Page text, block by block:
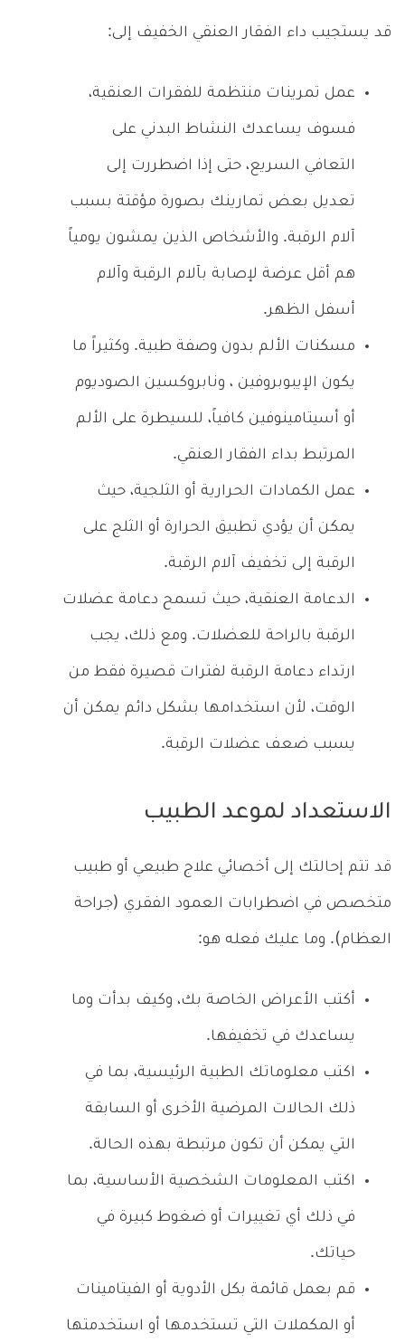
قد يستجيب داء الفقار العنقي الخفيف إلى:
عمل تمرينات منتظمة للفقرات العنقية،
فسوف يساعدك النشاط البدني على
التعافي السريع، حتى إذا اضطررت إلى
تعديل بعض تمارينك بصورة مؤقتة بسبب
آلام الرقبة. والأشخاص الذين يمشون يومياً
هم أقل عرضة لإصابة بآلام الرقبة وآلام
أسفل الظهر.
مسكنات الألم بدون وصفة طبية. وكثيراً ما
يكون الإيبوبروفين ، ونابروكسين الصوديوم
أو أسيتامينوفين كافياً، للسيطرة على الألم
المرتبط بداء الفقار العنقي.
عمل الكمادات الحرارية أو الثلجية، حيث
يمكن أن يؤدي تطبيق الحرارة أو الثلج على
الرقبة إلى تخفيف آلام الرقبة.
الدعامة العنقية، حيث تسمح دعامة عضلات
الرقبة بالراحة للعضلات. ومع ذلك، يجب
ارتداء دعامة الرقبة لفترات قصيرة فقط من
الوقت، لأن استخدامها بشكل دائم يمكن أن
يسبب ضعف عضلات الرقبة.
الاستعداد لموعد الطبيب
قد تتم إحالتك إلى أخصائي علاج طبيعي أو طبيب
متخصص في اضطرابات العمود الفقري (جراحة
العظام). وما عليك فعله هو:
أكتب الأعراض الخاصة بك، وكيف بدأت وما
يساعدك في تخفيفها.
اكتب معلوماتك الطبية الرئيسية، بما في
ذلك الحالات المرضية الأخرى أو السابقة
التي يمكن أن تكون مرتبطة بهذه الحالة.
اكتب المعلومات الشخصية الأساسية، بما
في ذلك أي تغييرات أو ضغوط كبيرة في
حياتك.
قم بعمل قائمة بكل الأدوية أو الفيتامينات
أو المكملات التي تستخدمها أو استخدمتها